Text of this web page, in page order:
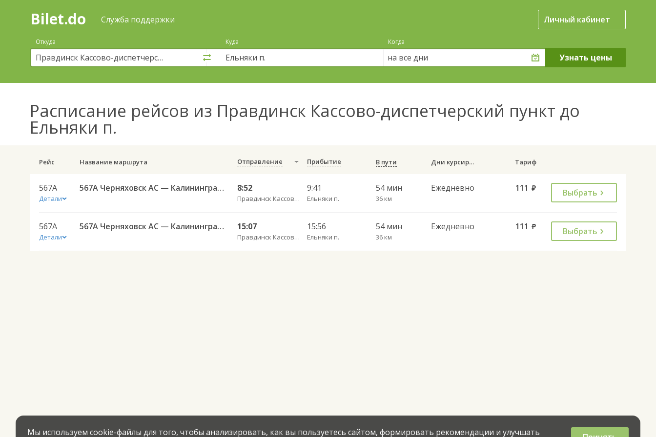
Поиск
покупка
билетов
автобус
онлайн
Bilet.do Служба поддержки Личный кабинет
Откуда Куда Когда
на все дни
Расписание рейсов из Правдинск Кассово-диспетчерский пункт до
Ельняки п.
Рейс Название маршрута Отправление Прибытие В пути Дни курсирования Тариф
567А
Детали
567А Черняховск АС — Калининград АВ ч/з Железнодорожный КДП, Правдинск КДП 8:52
Правдинск Кассово-диспетчерский пункт
9:41
Ельняки п.
54 мин
36 км
Ежедневно 111 руб. Выбрать
567А
Детали
567А Черняховск АС — Калининград АВ ч/з Железнодорожный КДП, Правдинск КДП 15:07
Правдинск Кассово-диспетчерский пункт
15:56
Ельняки п.
54 мин
36 км
Ежедневно 111 руб. Выбрать
Мы используем cookie-файлы для того, чтобы анализировать, как вы пользуетесь сайтом, формировать рекомендации и улучшать